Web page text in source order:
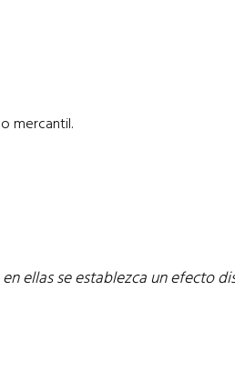
mercantil.
ellas se establezca un efecto